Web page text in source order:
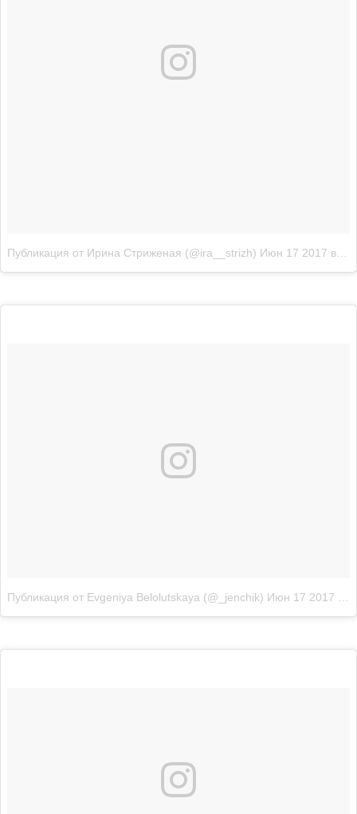
Публикация от Ирина Стриженая (@ira__strizh) Июн 17 2017 в 9:05 PDT
Публикация от Evgeniya Belolutskaya (@_jenchik) Июн 17 2017 в 9:13 PDT